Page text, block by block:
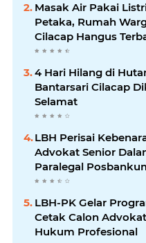
Masak Air Pakai
Petaka, Rumah
Cilacap Hangus
4 Hari Hilang di
Bantarsari Cilacap
Selamat
LBH Perisai
Advokat Senior
Paralegal
Angkatan IX
LBH-PK Gelar
Cetak Calon
Hukum Profesional